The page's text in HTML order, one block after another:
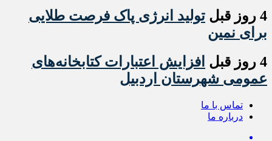
4 روز قبل
تولید انرژی پاک فرصت طلایی
برای نمین
4 روز قبل
افزایش اعتبارات کتابخانه‌های
عمومی شهرستان اردبیل
تماس با ما
درباره ما